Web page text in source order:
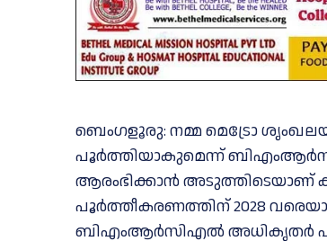
ബെംഗളൂരു: നമ്മ മെട്രോ
പൂർത്തിയാകുമെന്ന്
ആരംഭിക്കാൻ അടുത്തിടെയാണ്
പൂർത്തീകരണത്തിന് 2028
ബിഎംആർസിഎൽ അധികൃതർ